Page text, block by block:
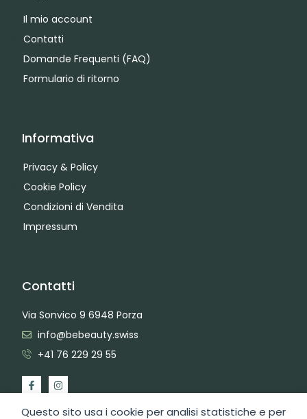
Questo sito usa i cookie per analisi statistiche e per
Il mio account
Contatti
Domande Frequenti (FAQ)
Formulario di ritorno
Informativa
Privacy & Policy
Cookie Policy
Condizioni di Vendita
Impressum
Contatti
Via Sonvico 9 6948 Porza
info@bebeauty.swiss
+41 76 229 29 55